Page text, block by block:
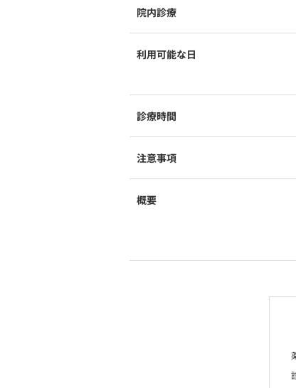
院内診療
利用可能な日
診療時間
注意事項
概要